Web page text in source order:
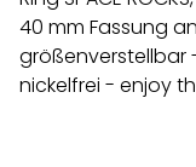
40 mm Fassung
größenverstellbar
nickelfrei - enjoy